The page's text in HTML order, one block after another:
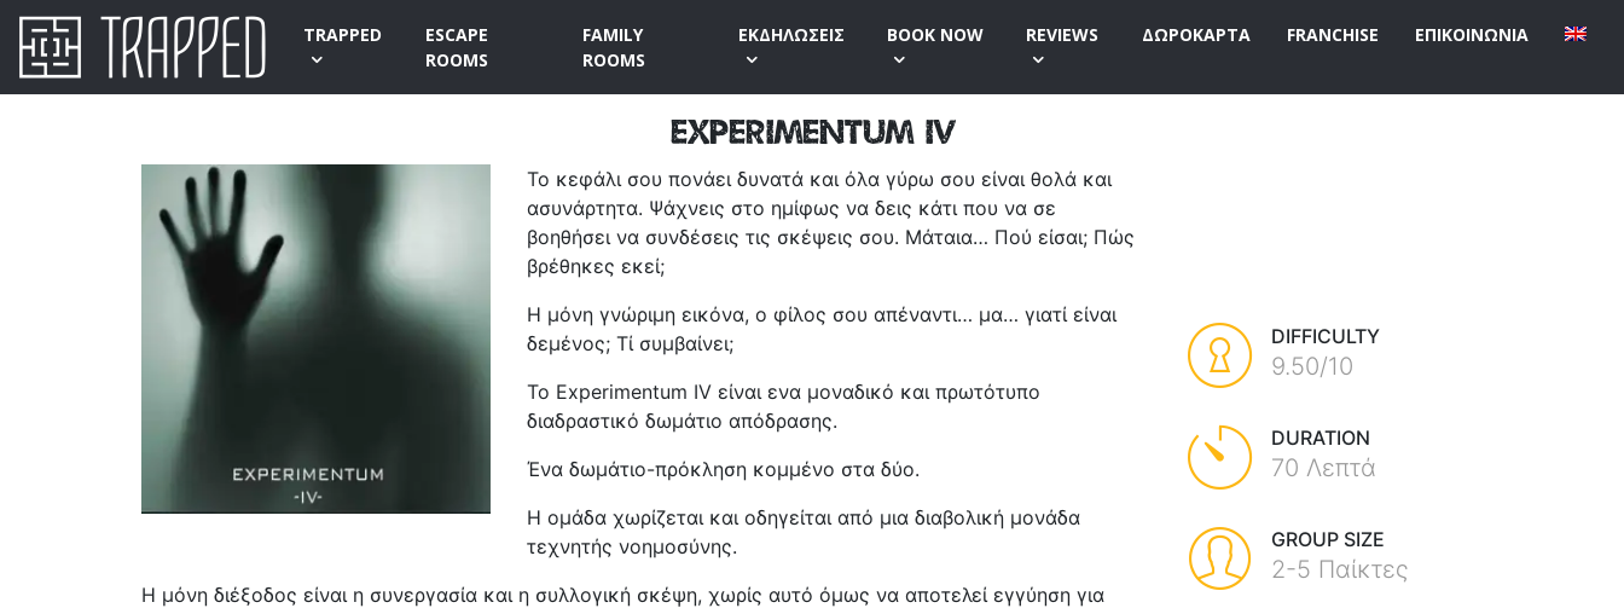
TRAPPED
ESCAPE
ROOMS
FAMILY
ROOMS
ΕΚΔΗΛΩΣΕΙΣ BOOK NOW REVIEWS ΔΩΡΟΚΑΡΤΑ FRANCHISE ΕΠΙΚΟΙΝΩΝΙΑ
Experimentum IV
Το κεφάλι σου πονάει δυνατά και όλα γύρω σου είναι θολά και
ασυνάρτητα. Ψάχνεις στο ημίφως να δεις κάτι που να σε
βοηθήσει να συνδέσεις τις σκέψεις σου. Μάταια… Πού είσαι; Πώς
βρέθηκες εκεί;
Η μόνη γνώριμη εικόνα, ο φίλος σου απέναντι… μα… γιατί είναι
δεμένος; Τί συμβαίνει;
Το Experimentum IV είναι ενα μοναδικό και πρωτότυπο
διαδραστικό δωμάτιο απόδρασης.
Ένα δωμάτιο-πρόκληση κομμένο στα δύο.
Η ομάδα χωρίζεται και οδηγείται από μια διαβολική μονάδα
τεχνητής νοημοσύνης.
Η μόνη διέξοδος είναι η συνεργασία και η συλλογική σκέψη, χωρίς αυτό όμως να αποτελεί εγγύηση για
DIFFICULTY
9.50/10
DURATION
70 Λεπτά
GROUP SIZE
2-5 Παίκτες